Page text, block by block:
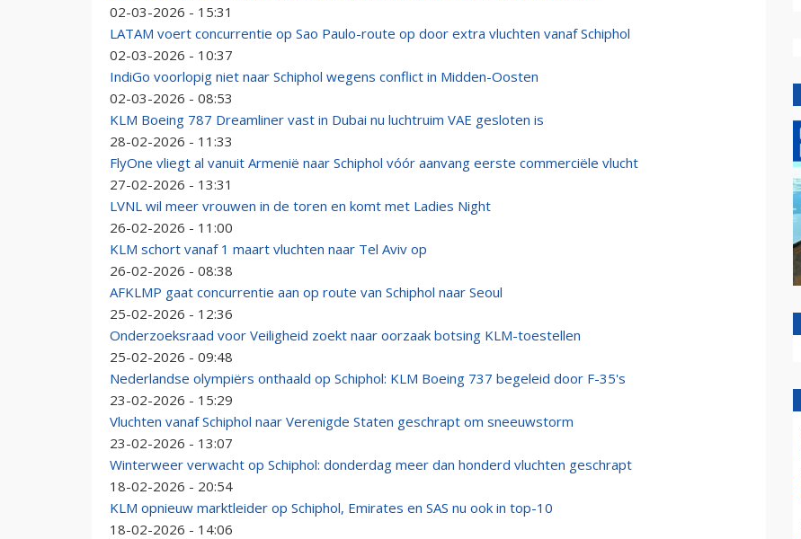
02-03-2026 - 15:31
LATAM voert concurrentie op Sao Paulo-route op door extra vluchten vanaf Schiphol
02-03-2026 - 10:37
IndiGo voorlopig niet naar Schiphol wegens conflict in Midden-Oosten
02-03-2026 - 08:53
KLM Boeing 787 Dreamliner vast in Dubai nu luchtruim VAE gesloten is
28-02-2026 - 11:33
FlyOne vliegt al vanuit Armenië naar Schiphol vóór aanvang eerste commerciële vlucht
27-02-2026 - 13:31
LVNL wil meer vrouwen in de toren en komt met Ladies Night
26-02-2026 - 11:00
KLM schort vanaf 1 maart vluchten naar Tel Aviv op
26-02-2026 - 08:38
AFKLMP gaat concurrentie aan op route van Schiphol naar Seoul
25-02-2026 - 12:36
Onderzoeksraad voor Veiligheid zoekt naar oorzaak botsing KLM-toestellen
25-02-2026 - 09:48
Nederlandse olympiërs onthaald op Schiphol: KLM Boeing 737 begeleid door F-35's
23-02-2026 - 15:29
Vluchten vanaf Schiphol naar Verenigde Staten geschrapt om sneeuwstorm
23-02-2026 - 13:07
Winterweer verwacht op Schiphol: donderdag meer dan honderd vluchten geschrapt
18-02-2026 - 20:54
KLM opnieuw marktleider op Schiphol, Emirates en SAS nu ook in top-10
18-02-2026 - 14:06